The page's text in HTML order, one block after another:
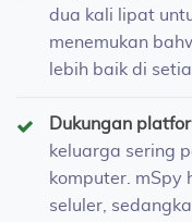
dua kali lipat
menemukan
lebih baik di
Dukungan
keluarga sering
komputer. mSpy
seluler,